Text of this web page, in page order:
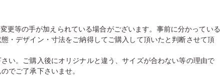
更等の手が加えられている場合がございます。事前に分かっている
・デザイン・寸法をご納得してご購入して頂いたと判断させて頂
い。ご購入後にオリジナルと違う、サイズが合わない等の理由で
でご了承下さいませ。